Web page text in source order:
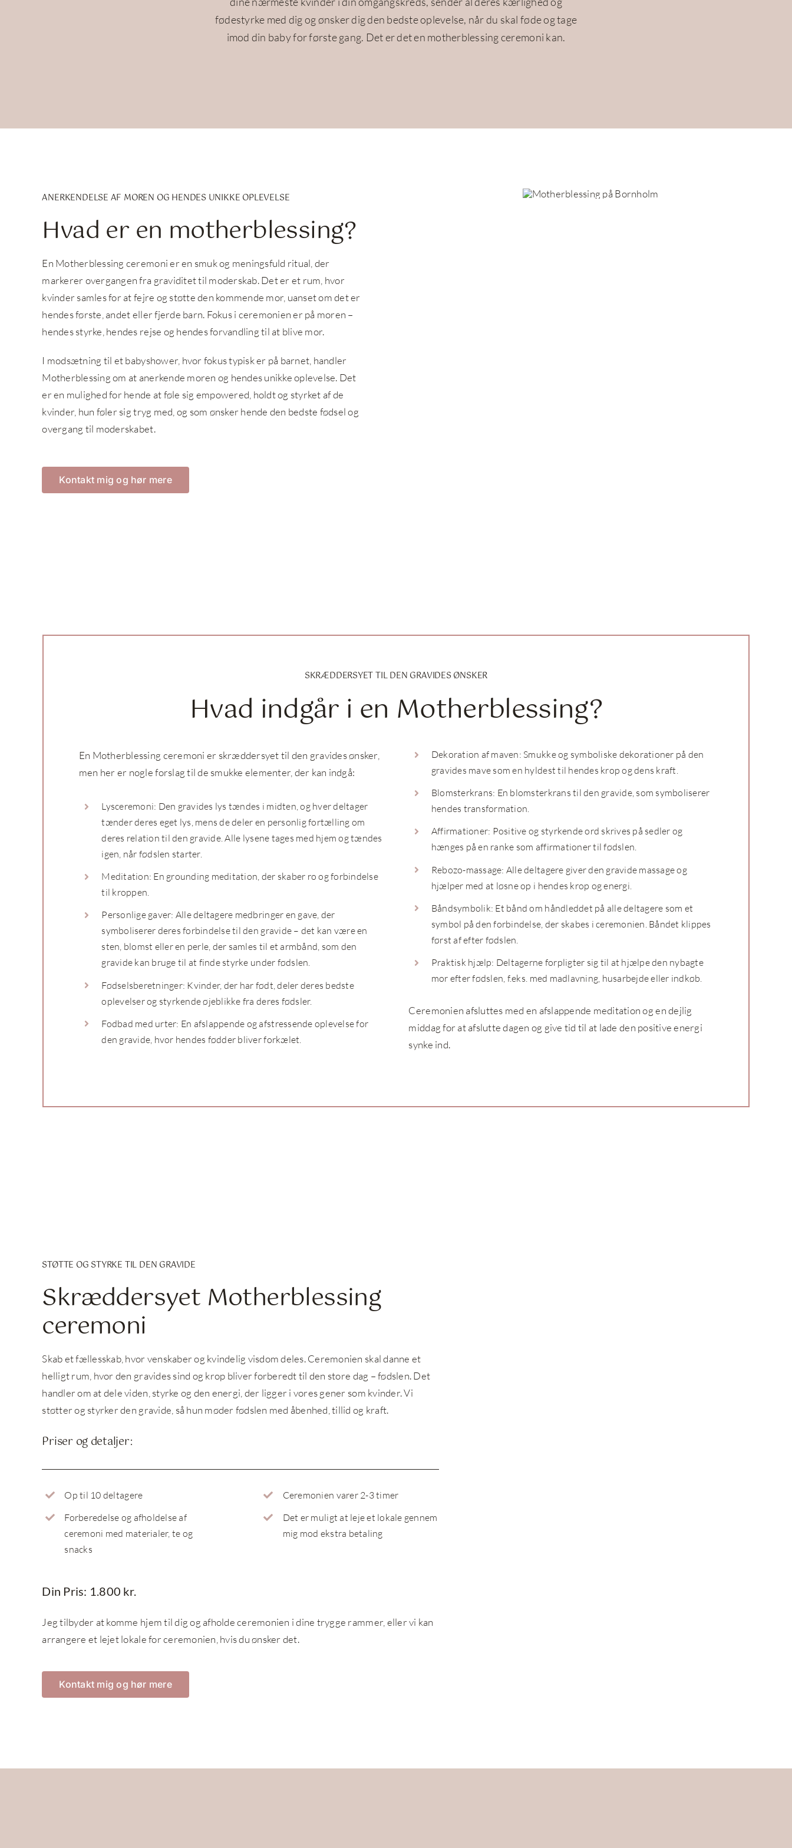
fødestyrke med dig og ønsker dig den bedste oplevelse, når du skal føde og tage
imod din baby for første gang. Det er det en motherblessing ceremoni kan.
ANERKENDELSE AF MOREN OG HENDES UNIKKE OPLEVELSE
Hvad er en motherblessing?
En Motherblessing ceremoni er en smuk og meningsfuld ritual, der
markerer overgangen fra graviditet til moderskab. Det er et rum, hvor
kvinder samles for at fejre og støtte den kommende mor, uanset om det er
hendes første, andet eller fjerde barn. Fokus i ceremonien er på moren –
hendes styrke, hendes rejse og hendes forvandling til at blive mor.
I modsætning til et babyshower, hvor fokus typisk er på barnet, handler
Motherblessing om at anerkende moren og hendes unikke oplevelse. Det
er en mulighed for hende at føle sig empowered, holdt og styrket af de
kvinder, hun føler sig tryg med, og som ønsker hende den bedste fødsel og
overgang til moderskabet.
Kontakt mig og hør mere
SKRÆDDERSYET TIL DEN GRAVIDES ØNSKER
Hvad indgår i en Motherblessing?
En Motherblessing ceremoni er skræddersyet til den gravides ønsker,
men her er nogle forslag til de smukke elementer, der kan indgå:
Lysceremoni: Den gravides lys tændes i midten, og hver deltager
tænder deres eget lys, mens de deler en personlig fortælling om
deres relation til den gravide. Alle lysene tages med hjem og tændes
igen, når fødslen starter.
Meditation: En grounding meditation, der skaber ro og forbindelse
til kroppen.
Personlige gaver: Alle deltagere medbringer en gave, der
symboliserer deres forbindelse til den gravide – det kan være en
sten, blomst eller en perle, der samles til et armbånd, som den
gravide kan bruge til at finde styrke under fødslen.
Fødselsberetninger: Kvinder, der har født, deler deres bedste
oplevelser og styrkende øjeblikke fra deres fødsler.
Fodbad med urter: En afslappende og afstressende oplevelse for
den gravide, hvor hendes fødder bliver forkælet.
Dekoration af maven: Smukke og symboliske dekorationer på den
gravides mave som en hyldest til hendes krop og dens kraft.
Blomsterkrans: En blomsterkrans til den gravide, som symboliserer
hendes transformation.
Affirmationer: Positive og styrkende ord skrives på sedler og
hænges på en ranke som affirmationer til fødslen.
Rebozo-massage: Alle deltagere giver den gravide massage og
hjælper med at løsne op i hendes krop og energi.
Båndsymbolik: Et bånd om håndleddet på alle deltagere som et
symbol på den forbindelse, der skabes i ceremonien. Båndet klippes
først af efter fødslen.
Praktisk hjælp: Deltagerne forpligter sig til at hjælpe den nybagte
mor efter fødslen, f.eks. med madlavning, husarbejde eller indkøb.
Ceremonien afsluttes med en afslappende meditation og en dejlig
middag for at afslutte dagen og give tid til at lade den positive energi
synke ind.
STØTTE OG STYRKE TIL DEN GRAVIDE
Skræddersyet Motherblessing
ceremoni
Skab et fællesskab, hvor venskaber og kvindelig visdom deles. Ceremonien skal danne et
helligt rum, hvor den gravides sind og krop bliver forberedt til den store dag – fødslen. Det
handler om at dele viden, styrke og den energi, der ligger i vores gener som kvinder. Vi
støtter og styrker den gravide, så hun møder fødslen med åbenhed, tillid og kraft.
Priser og detaljer:
Op til 10 deltagere
Forberedelse og afholdelse af
ceremoni med materialer, te og
snacks
Ceremonien varer 2-3 timer
Det er muligt at leje et lokale gennem
mig mod ekstra betaling
Din Pris: 1.800 kr.
Jeg tilbyder at komme hjem til dig og afholde ceremonien i dine trygge rammer, eller vi kan
arrangere et lejet lokale for ceremonien, hvis du ønsker det.
Kontakt mig og hør mere